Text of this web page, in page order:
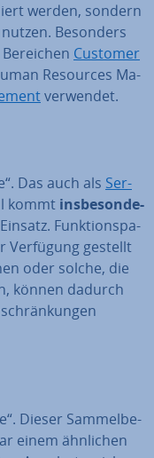
werden, sondern
Besonders
Customer
Resources Ma­
verwendet.
Das auch als Ser­
kommt ins­be­son­de­
Funk­ti­ons­pa­
Verfügung gestellt
oder solche, die
können dadurch
Dieser Sam­mel­be­
einem ähnlichen